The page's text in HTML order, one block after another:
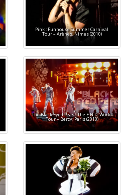
Pink : Funhouse Summer Carnival
Tour – Arènes, Nîmes (2010)
The Black Eyed Peas : The E.N.D. World
Tour – Bercy, Paris (2010)